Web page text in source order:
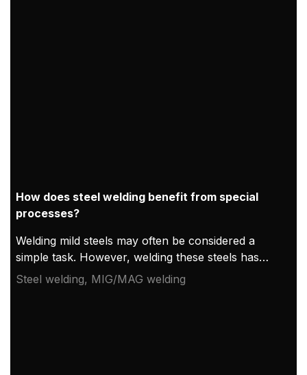
How does steel welding benefit from special
processes?
Welding mild steels may often be considered a
simple task. However, welding these steels has
specific characteristics that can make the welding
Steel welding, MIG/MAG welding